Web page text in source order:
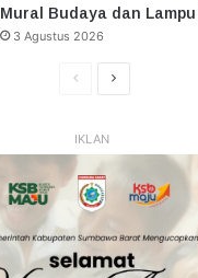
Mural Budaya dan
3 Agustus 2026
HalamanHalaman
IKLAN